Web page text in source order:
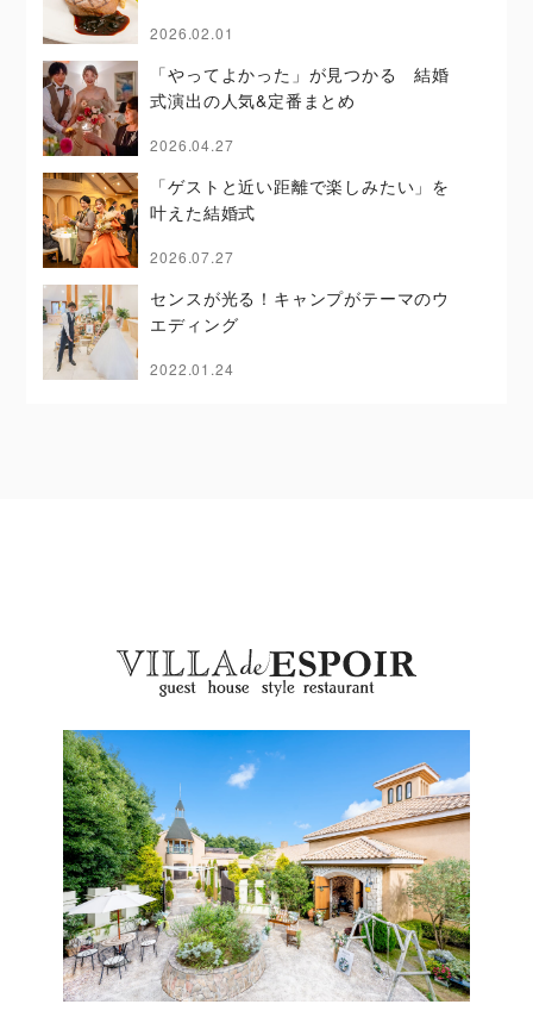
2026.02.01
「やってよかった」が見つかる 結婚
式演出の人気&定番まとめ
2026.04.27
「ゲストと近い距離で楽しみたい」を
叶えた結婚式
2026.07.27
センスが光る！キャンプがテーマのウ
エディング
2022.01.24